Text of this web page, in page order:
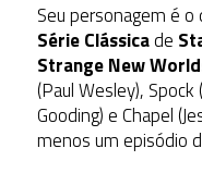
Seu personagem é
Série Clássicade
Strange New
(Paul Wesley),
Gooding) e Chapel
menos um episódio